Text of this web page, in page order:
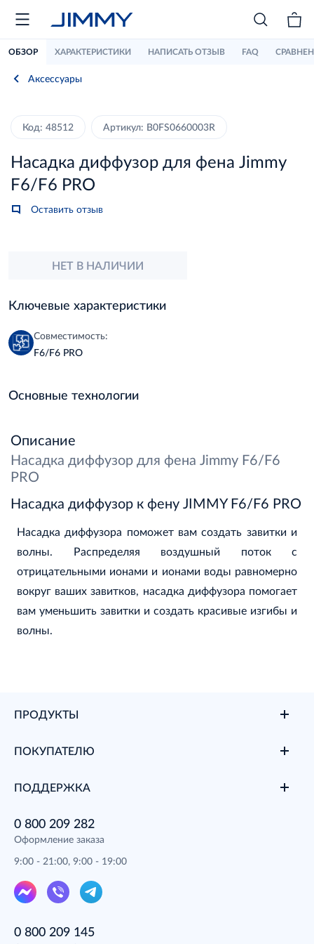
ОБЗОР ХАРАКТЕРИСТИКИ НАПИСАТЬ ОТЗЫВ FAQ
Аксессуары
Код: 48512 Артикул: B0FS0660003R
Насадка диффузор для фена Jimmy
F6/F6 PRO
Оставить отзыв
НЕТ В НАЛИЧИИ
Ключевые характеристики
Совместимость:
F6/F6 PRO
Основные технологии
Описание
Насадка диффузор для фена Jimmy F6/F6
PRO
Насадка диффузор к фену JIMMY F6/F6 PRO
Насадка диффузора поможет вам создать завитки и
волны. Распределяя воздушный поток с
отрицательными ионами и ионами воды равномерно
вокруг ваших завитков, насадка диффузора помогает
вам уменьшить завитки и создать красивые изгибы и
волны.
ПРОДУКТЫ
ПОКУПАТЕЛЮ
ПОДДЕРЖКА
0 800 209 282
Оформление заказа
9:00 - 21:00, 9:00 - 19:00
0 800 209 145